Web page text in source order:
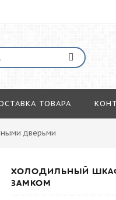
ТОВАРА
дверьми
ХОЛОДИЛЬНЫЙ
ЗАМКОМ